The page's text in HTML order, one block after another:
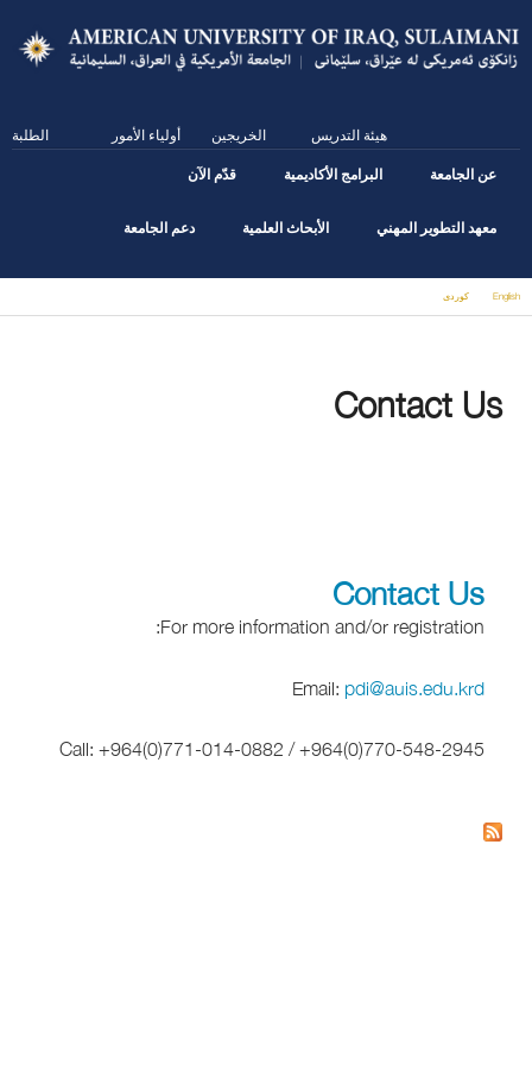
main
content
الطلبة أولياء الأمور الخريجين هيئة التدريس
عن الجامعة البرامج الأكاديمية قدّم الآن
معهد التطوير المهني الأبحاث العلمية دعم الجامعة
English كوردى
Contact Us
Contact Us
For more information and/or registration:
Email: pdi@auis.edu.krd
Call: +964(0)771-014-0882 / +964(0)770-548-2945